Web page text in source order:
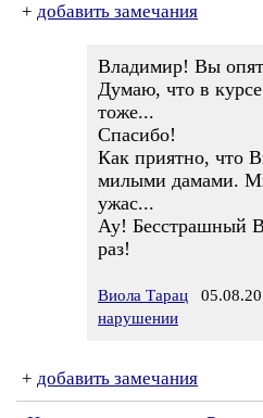
+ добавить замечания
Владимир! Вы
Думаю, что в
тоже...
Спасибо!
Как приятно, что
милыми дамами.
ужас...
Ау! Бесстрашный
раз!
Виола Тарац
нарушении
+ добавить замечания